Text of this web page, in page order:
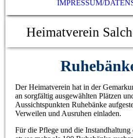
IMPRESSUM/
Heimatverein
Der Heimatverein hat in der
an sorgfältig ausgewählten Plätzen
Aussichtspunkten Ruhebänke
Verweilen und Ausruhen einladen.
Für die Pflege und die Instandhaltung